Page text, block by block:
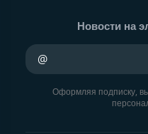
Новости на
Оформляя подписку,